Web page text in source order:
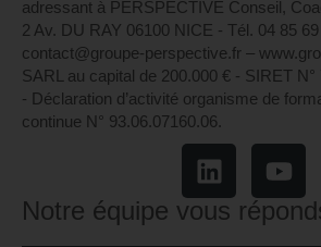
adressant à PERSPECTIVE Conseil,
2 Av. DU RAY 06100 NICE - Tél. 04 85
contact@groupe-perspective.fr –
SARL au capital de 200.000 € - SIRET N°
- Déclaration d’activité organisme de
continue N° 93.06.07160.06.
Notre équipe vous